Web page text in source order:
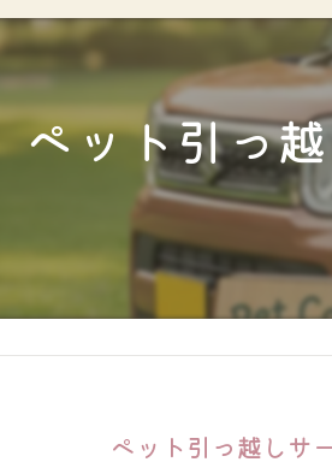
ペット引っ
ペット引っ越しサ